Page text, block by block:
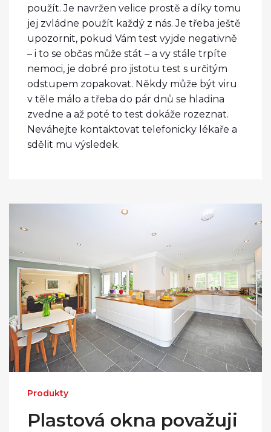
použít. Je navržen velice prostě a díky tomu
jej zvládne použít každý z nás. Je třeba ještě
upozornit, pokud Vám test vyjde negativně
– i to se občas může stát – a vy stále trpíte
nemoci, je dobré pro jistotu test s určitým
odstupem zopakovat. Někdy může být viru
v těle málo a třeba do pár dnů se hladina
zvedne a až poté to test dokáže rozeznat.
Neváhejte kontaktovat telefonicky lékaře a
sdělit mu výsledek.
Produkty
Plastová okna považuji